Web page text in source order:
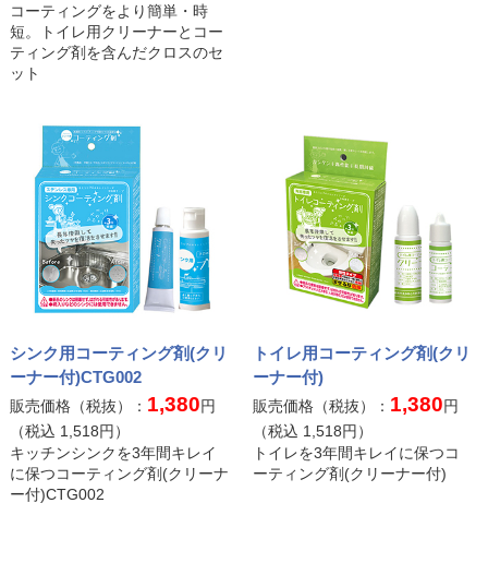
コーティングをより簡単・時
短。トイレ用クリーナーとコー
ティング剤を含んだクロスのセ
ット
シンク用コーティング剤(クリ
ーナー付)CTG002
販売価格（税抜）： 1,380円
（税込 1,518円）
キッチンシンクを3年間キレイ
に保つコーティング剤(クリーナ
ー付)CTG002
トイレ用コーティング剤(クリ
ーナー付)
販売価格（税抜）： 1,380円
（税込 1,518円）
トイレを3年間キレイに保つコ
ーティング剤(クリーナー付)